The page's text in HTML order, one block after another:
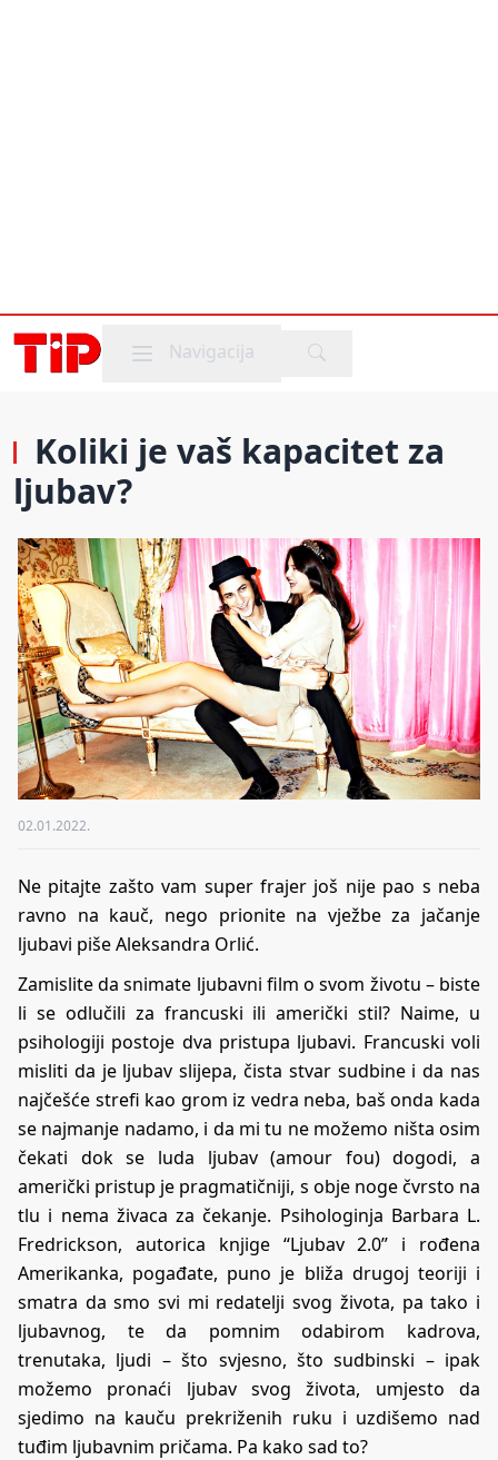
Mobile menu
Navigacija
Koliki je vaš kapacitet za
ljubav?
02.01.2022.
Ne pitajte zašto vam super frajer još nije pao s neba
ravno na kauč, nego prionite na vježbe za jačanje
ljubavi piše Aleksandra Orlić.
Zamislite da snimate ljubavni film o svom životu – biste
li se odlučili za francuski ili američki stil? Naime, u
psihologiji postoje dva pristupa ljubavi. Francuski voli
misliti da je ljubav slijepa, čista stvar sudbine i da nas
najčešće strefi kao grom iz vedra neba, baš onda kada
se najmanje nadamo, i da mi tu ne možemo ništa osim
čekati dok se luda ljubav (amour fou) dogodi, a
američki pristup je pragmatičniji, s obje noge čvrsto na
tlu i nema živaca za čekanje. Psihologinja Barbara L.
Fredrickson, autorica knjige “Ljubav 2.0” i rođena
Amerikanka, pogađate, puno je bliža drugoj teoriji i
smatra da smo svi mi redatelji svog života, pa tako i
ljubavnog, te da pomnim odabirom kadrova,
trenutaka, ljudi – što svjesno, što sudbinski – ipak
možemo pronaći ljubav svog života, umjesto da
sjedimo na kauču prekriženih ruku i uzdišemo nad
tuđim ljubavnim pričama. Pa kako sad to?